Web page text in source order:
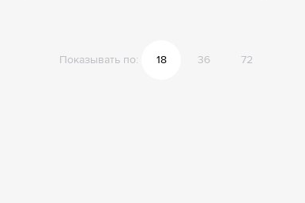
Показывать по: 18 36 72